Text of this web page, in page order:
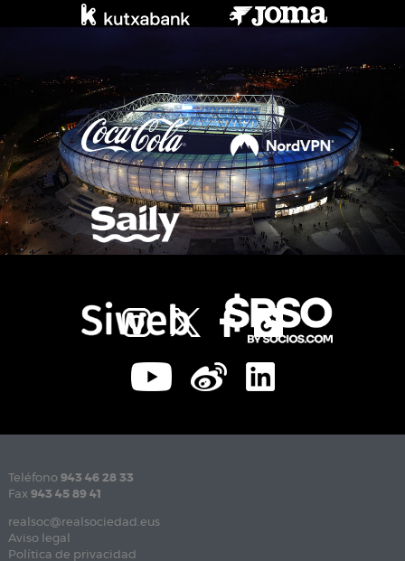
Teléfono 943 46 28 33
Fax 943 45 89 41
realsoc@realsociedad.eus
Aviso legal
Política de privacidad